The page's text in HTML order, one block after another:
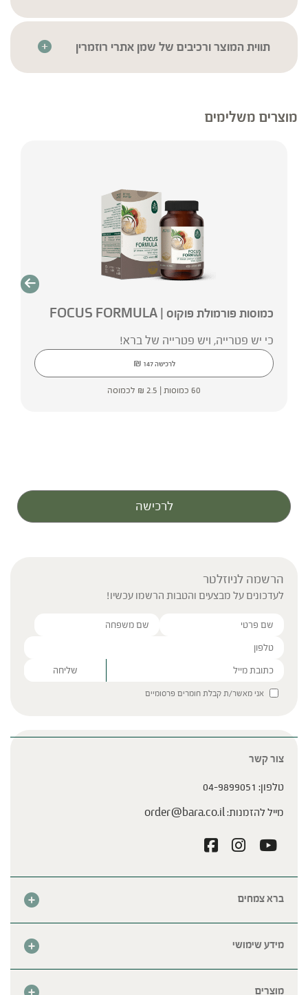
לשמור במקום קריר , יבש וחשוך.
תווית המוצר ורכיבים של שמן אתרי רוזמרין
מוצרים משלימים
כמוסות פורמולת פוקוס | FOCUS FORMULA
כי יש פטרייה, ויש פטרייה של ברא!
לרכישה ₪ 147
60 כמוסות | ₪ 2.5 לכמוסה
לרכישה
הרשמה לניוזלטר
לעדכונים על מבצעים והטבות הרשמו עכשיו!
Please leave this field empty.
אני מאשר/ת קבלת חומרים פרסומיים
ברא צמחים
מרכזי ברא
מידע שימושי
מוצרים
צור קשר
טלפון: 04-9899051
מייל להזמנות: order@bara.co.il